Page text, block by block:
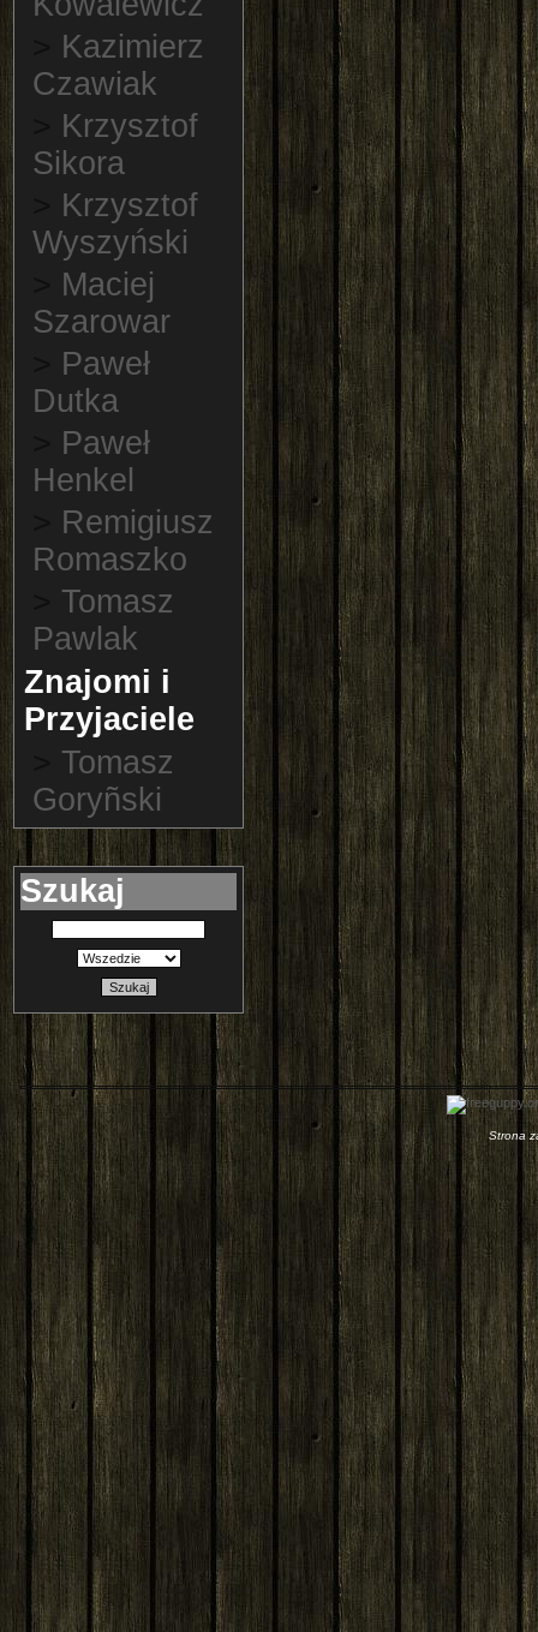
Kazimierz
Czawiak
Krzysztof
Sikora
Krzysztof
Wyszyński
Maciej
Szarowar
Paweł
Dutka
Paweł
Henkel
Remigiusz
Romaszko
Tomasz
Pawlak
Znajomi i
Przyjaciele
Tomasz
Goryñski
Szukaj
Szukaj
Strona